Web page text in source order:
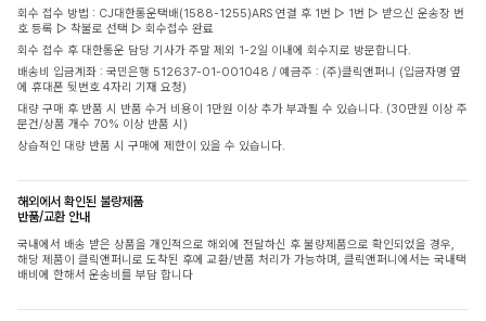
회수 접수 방법 : CJ대한통운택배(1588-1255)ARS 연결 후 1번 ▷ 1번 ▷ 받으신 운송장 번
호 등록 ▷ 착불로 선택 ▷ 회수접수 완료
회수 접수 후 대한통운 담당 기사가 주말 제외 1-2일 이내에 회수지로 방문합니다.
배송비 입금계좌 : 국민은행 512637-01-001048 / 예금주 : (주)클릭앤퍼니 (입금자명 옆
에 휴대폰 뒷번호 4자리 기재 요청)
대량 구매 후 반품 시 반품 수거 비용이 1만원 이상 추가 부과될 수 있습니다. (30만원 이상 주
문건/상품 개수 70% 이상 반품 시)
상습적인 대량 반품 시 구매에 제한이 있을 수 있습니다.
해외에서 확인된 불량제품
반품/교환 안내
국내에서 배송 받은 상품을 개인적으로 해외에 전달하신 후 불량제품으로 확인되었을 경우,
해당 제품이 클릭앤퍼니로 도착된 후에 교환/반품 처리가 가능하며, 클릭앤퍼니에서는 국내택
배비에 한해서 운송비를 부담 합니다